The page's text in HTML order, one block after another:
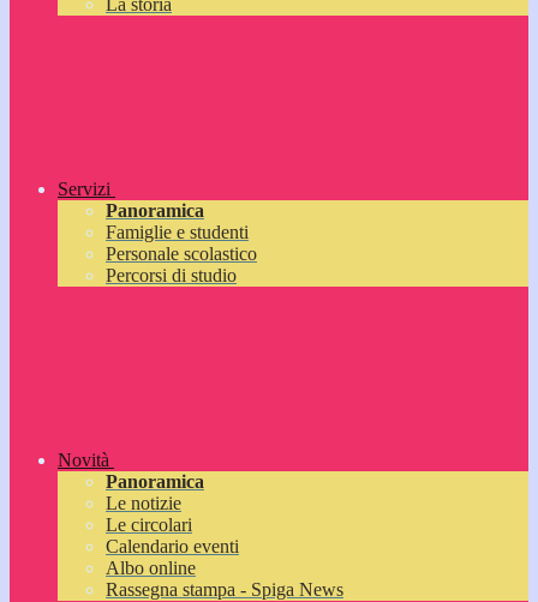
La storia
Servizi
Panoramica
Famiglie e studenti
Personale scolastico
Percorsi di studio
Novità
Panoramica
Le notizie
Le circolari
Calendario eventi
Albo online
Rassegna stampa - Spiga News